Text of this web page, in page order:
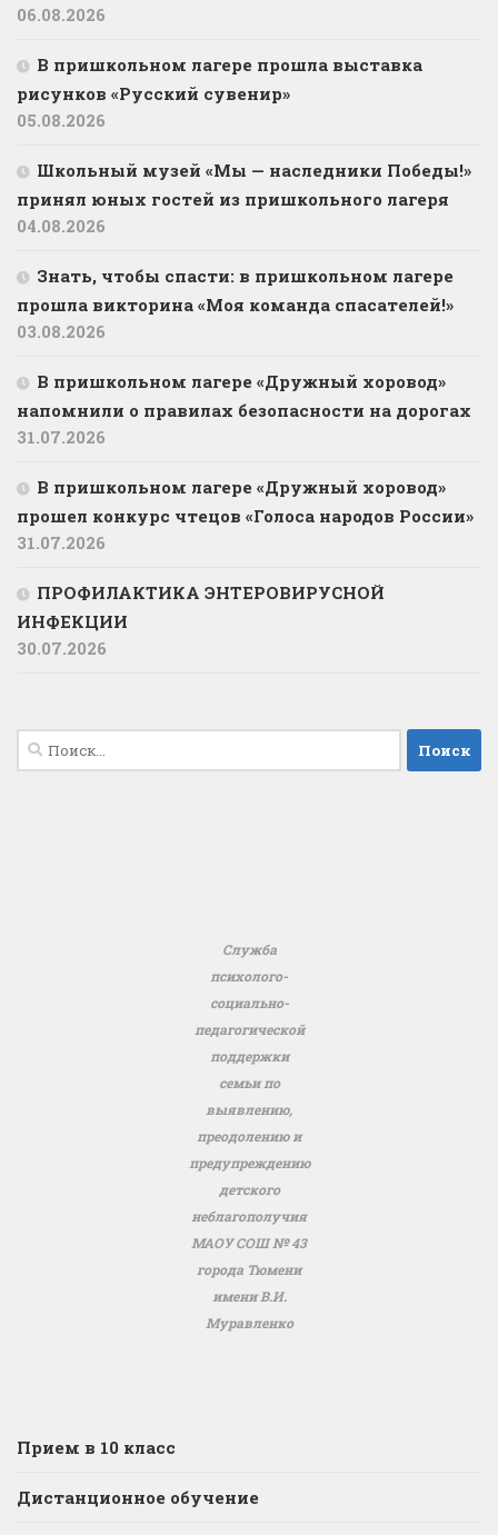
06.08.2026
В пришкольном лагере прошла выставка
рисунков «Русский сувенир»
05.08.2026
Школьный музей «Мы — наследники Победы!»
принял юных гостей из пришкольного лагеря
04.08.2026
Знать, чтобы спасти: в пришкольном лагере
прошла викторина «Моя команда спасателей!»
03.08.2026
В пришкольном лагере «Дружный хоровод»
напомнили о правилах безопасности на дорогах
31.07.2026
В пришкольном лагере «Дружный хоровод»
прошел конкурс чтецов «Голоса народов России»
31.07.2026
ПРОФИЛАКТИКА ЭНТЕРОВИРУСНОЙ
ИНФЕКЦИИ
30.07.2026
Найти:
Служба
психолого-
социально-
педагогической
поддержки
семьи по
выявлению,
преодолению и
предупреждению
детского
неблагополучия
МАОУ СОШ № 43
города Тюмени
имени В.И.
Муравленко
Прием в 10 класс
Дистанционное обучение